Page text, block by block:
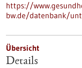
https://
bw.de/datenbank/
Übersicht
Details